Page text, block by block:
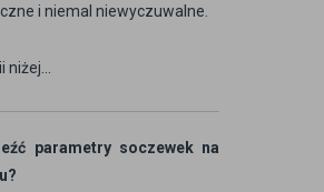
i niemal niewyczuwalne.
parametry soczewek na